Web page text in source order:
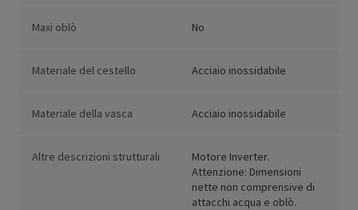
Maxi oblò No
Materiale del cestello Acciaio inossidabile
Materiale della vasca Acciaio inossidabile
Altre descrizioni strutturali
Motore Inverter.
Attenzione: Dimensioni
nette non comprensive di
attacchi acqua e oblò.